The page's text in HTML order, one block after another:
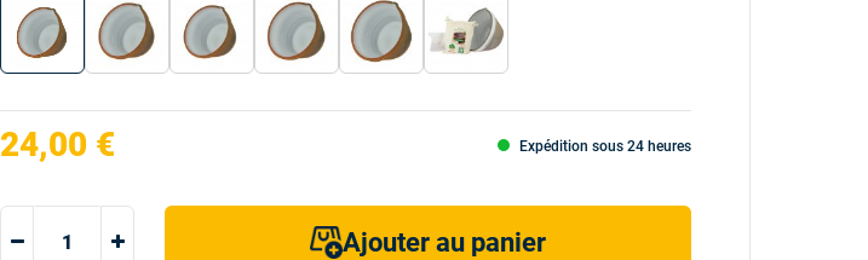
24,00 € Expédition sous 24 heures
Ajouter au panier